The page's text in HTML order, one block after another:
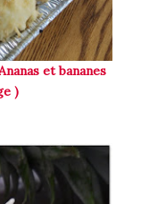
et bananes
)